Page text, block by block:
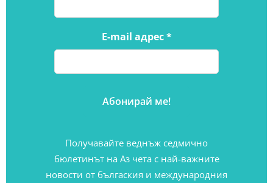
E-mail адрес*
Получавайте веднъж седмично
бюлетинът на Аз чета с най-важните
новости от бългаския и международния